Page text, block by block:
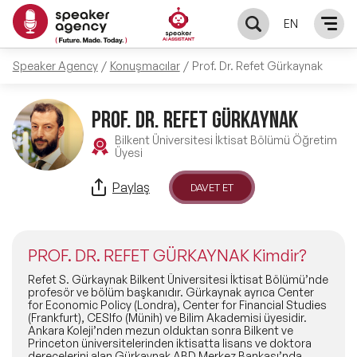
EN
KONUŞMACILAR
Yerel Konuşmacılar
Global Konuşmacılar
Exclusive Konuşmacılar
Tüm Konuşmacılar
KONULAR
Öne Çıkan Konular
Ünlü Konuşmacılar
İlham Veren Konuşmacılar
İlham Veren Kadın Konuşmacılar
ÇÖZÜMLER
Master Class Workshop
Akış Sunumu & Moderasyon
HAKKIMIZDA
Biz Kimiz?
BLOG
Speaker Agency Konuşmacılar Prof. Dr. Refet Gürkaynak
PROF. DR. REFET GÜRKAYNAK
Bilkent Üniversitesi İktisat Bölümü Öğretim
Üyesi
Paylaş DAVET ET
PROF. DR. REFET GÜRKAYNAK Kimdir?
Refet S. Gürkaynak Bilkent Üniversitesi İktisat Bölümü’nde
profesör ve bölüm başkanıdır. Gürkaynak ayrıca Center
for Economic Policy (Londra), Center for Financial Studies
(Frankfurt), CESIfo (Münih) ve Bilim Akademisi üyesidir.
Ankara Koleji’nden mezun olduktan sonra Bilkent ve
Princeton üniversitelerinden iktisatta lisans ve doktora